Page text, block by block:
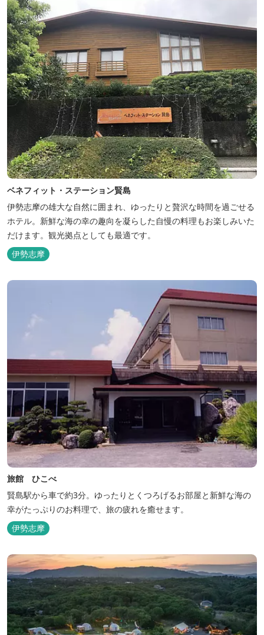
ベネフィット・ステーション賢島
伊勢志摩の雄大な自然に囲まれ、ゆったりと贅沢な時間を過ごせる
ホテル。新鮮な海の幸の趣向を凝らした自慢の料理もお楽しみいた
だけます。観光拠点としても最適です。
伊勢志摩
旅館 ひこべ
賢島駅から車で約3分。ゆったりとくつろげるお部屋と新鮮な海の
幸がたっぷりのお料理で、旅の疲れを癒せます。
伊勢志摩